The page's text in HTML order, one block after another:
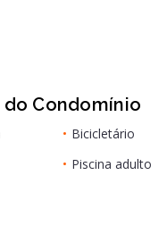
Condomínio
• Bicicletário
• Piscina adulto